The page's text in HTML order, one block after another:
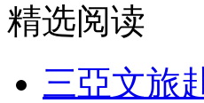
精选阅读
三亞文旅